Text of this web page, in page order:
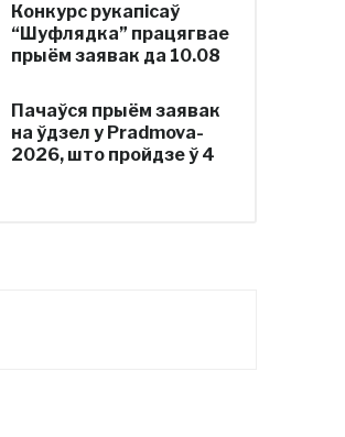
Конкурс рукапісаў
“Шуфлядка” працягвае
прыём заявак да 10.08
Пачаўся прыём заявак
на ўдзел у Pradmova-
2026, што пройдзе ў 4